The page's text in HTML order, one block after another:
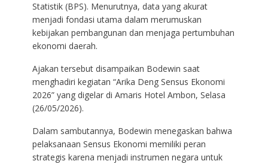
Statistik (BPS). Menurutnya, data yang akurat
menjadi fondasi utama dalam merumuskan
kebijakan pembangunan dan menjaga pertumbuhan
ekonomi daerah.
Ajakan tersebut disampaikan Bodewin saat
menghadiri kegiatan “Arika Deng Sensus Ekonomi
2026” yang digelar di Amaris Hotel Ambon, Selasa
(26/05/2026).
Dalam sambutannya, Bodewin menegaskan bahwa
pelaksanaan Sensus Ekonomi memiliki peran
strategis karena menjadi instrumen negara untuk